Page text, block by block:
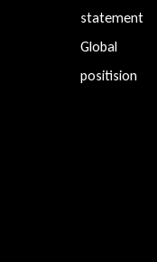
statement
Global
positision